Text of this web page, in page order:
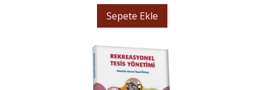
Sepete Ekle